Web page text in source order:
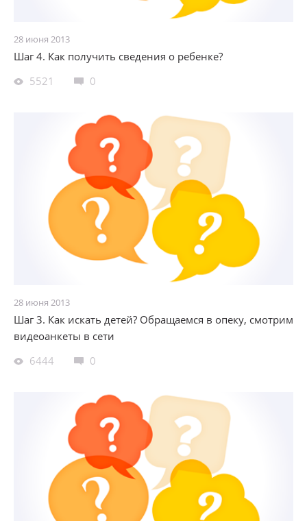
28 июня 2013
Шаг 4. Как получить сведения о ребенке?
5521
0
28 июня 2013
Шаг 3. Как искать детей? Обращаемся в опеку, смотрим
видеоанкеты в сети
6444
0